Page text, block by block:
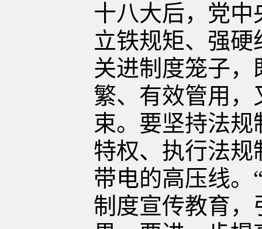
十八大后，党
立铁规矩、强
关进制度笼子
繁、有效管用
束。要坚持法
特权、执行法
带电的高压线。
制度宣传教育